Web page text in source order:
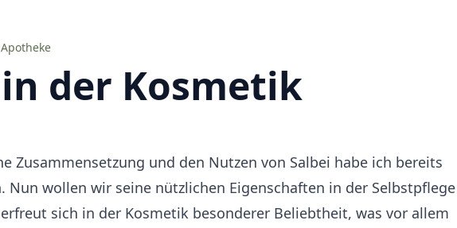
der Kosmetik
Zusammensetzung und den Nutzen von Salbei habe ich bereits
Nun wollen wir seine nützlichen Eigenschaften in der Selbstpflege
sich in der Kosmetik besonderer Beliebtheit, was vor allem